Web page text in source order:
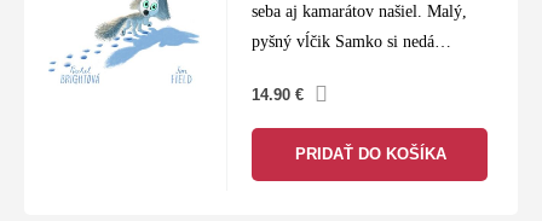
seba aj kamarátov našiel. Malý,
pyšný vĺčik Samko si nedá
rodičov. Keď je vlčia svorka
prinútená presťahovať sa…
14.90€
PRIDAŤ DO KOŠÍKA